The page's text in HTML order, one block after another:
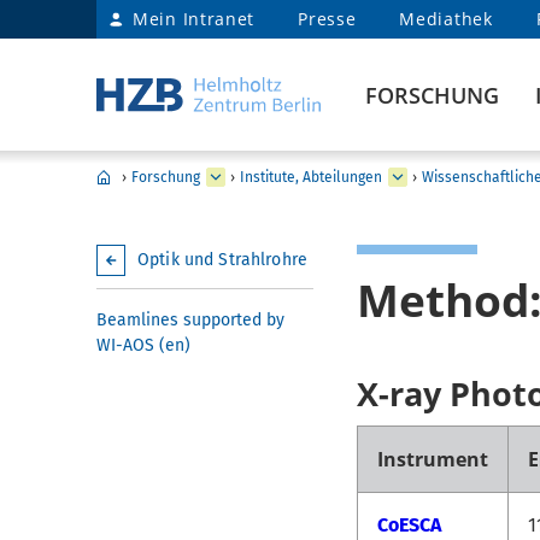
Mein Intranet Presse Mediathek
FORSCHUNG
› Forschung › Institute, Abteilungen ›
Optik und Strahlrohre
Beamlines supported by
WI-AOS (en)
X-ray
Instrument
CoESCA